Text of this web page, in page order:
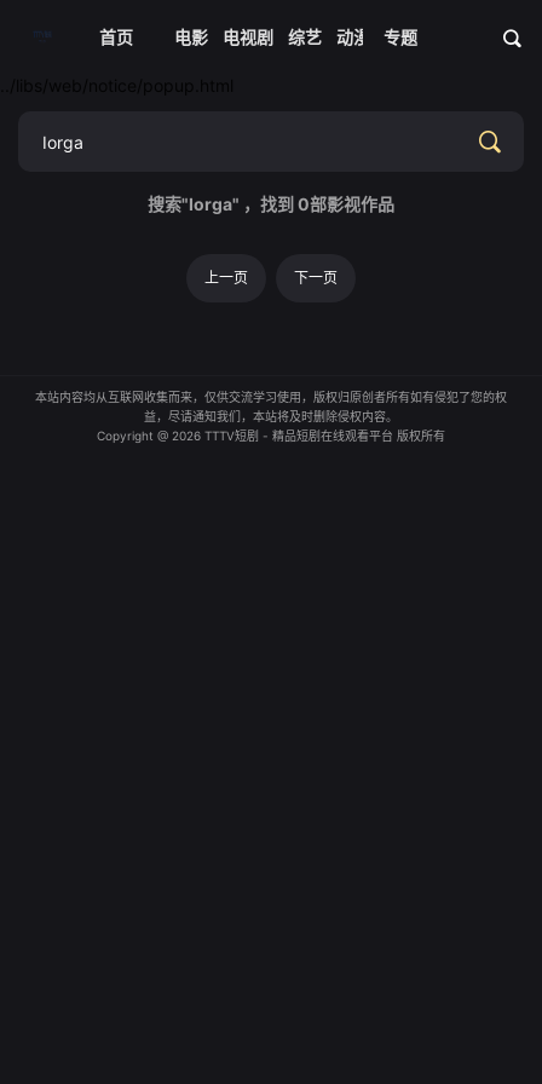
首页 电影 电视剧 综艺 动漫 短剧大全 资
专题
搜索"Iorga" ，找到 0部影视作品
上一页 下一页
本站内容均从互联网收集而来，仅供交流学习使用，版权归原创者所有如有侵犯了您的权
益，尽请通知我们，本站将及时删除侵权内容。
Copyright @ 2026 TTTV短剧 - 精品短剧在线观看平台 版权所有